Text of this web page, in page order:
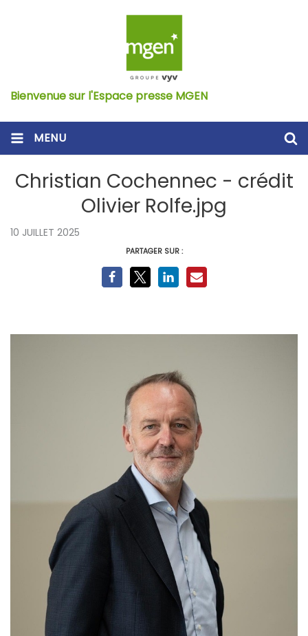
Bienvenue sur l'Espace presse MGEN
MENU
Christian Cochennec - crédit
Olivier Rolfe.jpg
10 JUILLET 2025
PARTAGER SUR :